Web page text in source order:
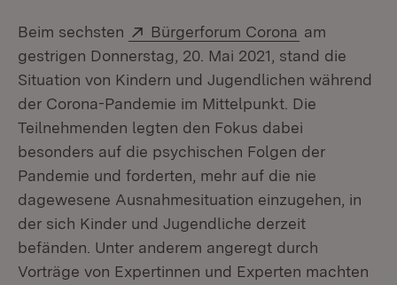
Beim sechsten Extern:
Bürgerforum Corona (Öffnet in
am
gestrigen Donnerstag, 20. Mai 2021, stand die
Situation von Kindern und Jugendlichen während
der Corona-Pandemie im Mittelpunkt. Die
Teilnehmenden legten den Fokus dabei
besonders auf die psychischen Folgen der
Pandemie und forderten, mehr auf die nie
dagewesene Ausnahmesituation einzugehen, in
der sich Kinder und Jugendliche derzeit
befänden. Unter anderem angeregt durch
Vorträge von Expertinnen und Experten machten